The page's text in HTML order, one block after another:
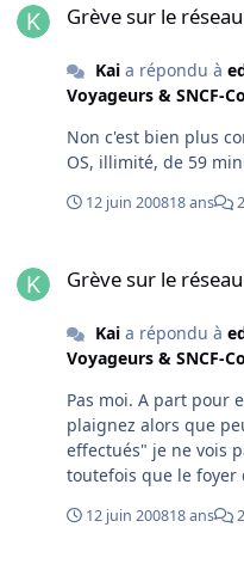
cher. Bon c'est vrai
Grève sur le
Kaia répondu à
Voyageurs & SNCF-
Non c'est bien plus
OS, illimité, de 59
12 juin 200818 ans
Grève sur le
Kaia répondu à
Voyageurs & SNCF-
Pas moi. A part pour essayer de dire "vous vous
plaignez alors que
effectués" je ne vois
toutefois que le foyer
pas encore ouvert
12 juin 200818 ans